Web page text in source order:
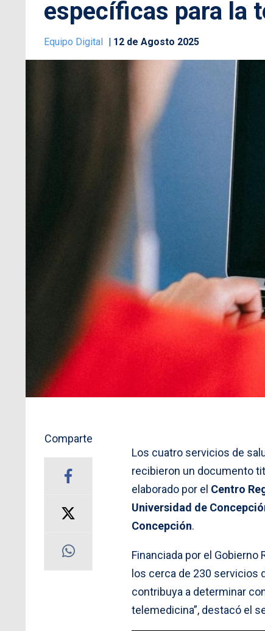
específicas para la
Equipo Digital 12 de Agosto 2025
Comparte
Los cuatro servicios de
recibieron un documento
elaborado por el Centro
Universidad de
Concepción.
Financiada por el Gobierno
los cerca de 230 servicios
contribuya a determinar
telemedicina”, destacó el